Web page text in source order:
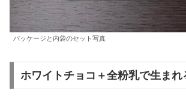
パッケージと内袋のセット写真
ホワイトチョコ＋全粉乳で生まれ